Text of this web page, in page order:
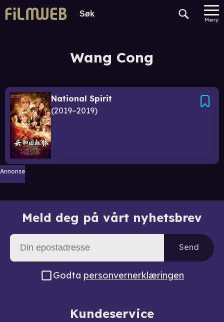
Meny
Wang Cong
National Spirit
2019–2019
Annonse
Meld deg på vårt nyhetsbrev
Send
Godta personvernerklæringen
Kundeservice